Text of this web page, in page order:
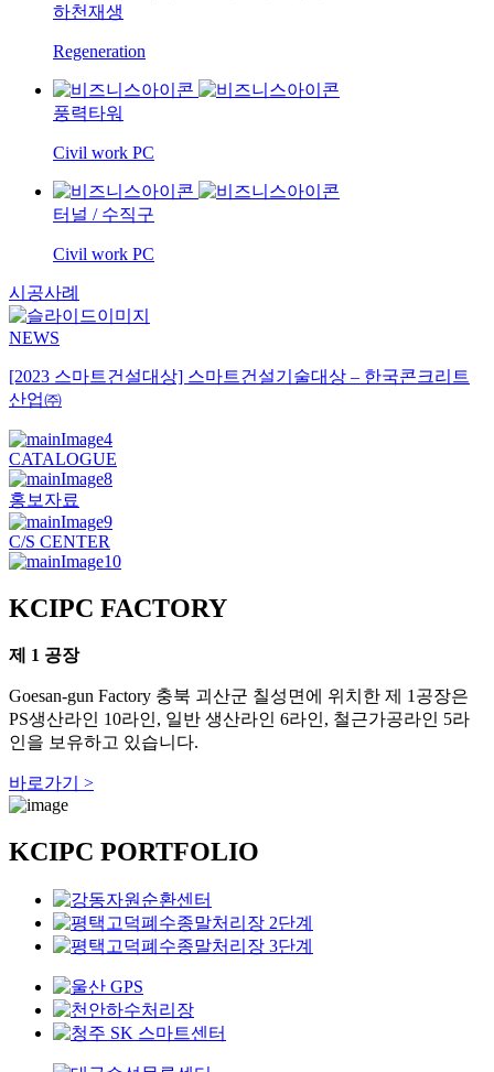
하천재생
Regeneration
풍력타워
Civil work PC
터널 / 수직구
Civil work PC
시공사례
NEWS
[2023 스마트건설대상] 스마트건설기술대상 – 한국콘크리트
산업㈜
CATALOGUE
홍보자료
C/S CENTER
KCIPC FACTORY
제 1 공장
Goesan-gun Factory 충북 괴산군 칠성면에 위치한 제 1공장은
PS생산라인 10라인, 일반 생산라인 6라인, 철근가공라인 5라
인을 보유하고 있습니다.
바로가기 >
KCIPC PORTFOLIO